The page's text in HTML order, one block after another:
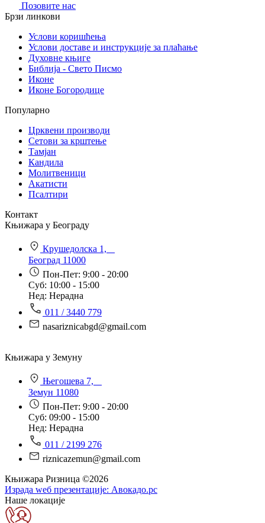
Позовите нас
Брзи линкови
Услови коришћења
Услови доставе и инструкције за плаћање
Духовне књиге
Библија - Свето Писмо
Иконе
Иконе Богородице
Популарно
Црквени производи
Сетови за крштење
Тамјан
Кандила
Молитвеници
Акатисти
Псалтири
Контакт
Књижара у Београду
Крушедолска 1,
Београд 11000
Пон-Пет: 9:00 - 20:00
Суб: 10:00 - 15:00
Нед: Нерадна
011 / 3440 779
nasariznicabgd@gmail.com
Књижара у Земуну
Његошева 7,
Земун 11080
Пон-Пет: 9:00 - 20:00
Суб: 09:00 - 15:00
Нед: Нерадна
011 / 2199 276
riznicazemun@gmail.com
Књижара Ризница ©️2026
Израда wеб презентације: Авокадо.рс
Наше локације